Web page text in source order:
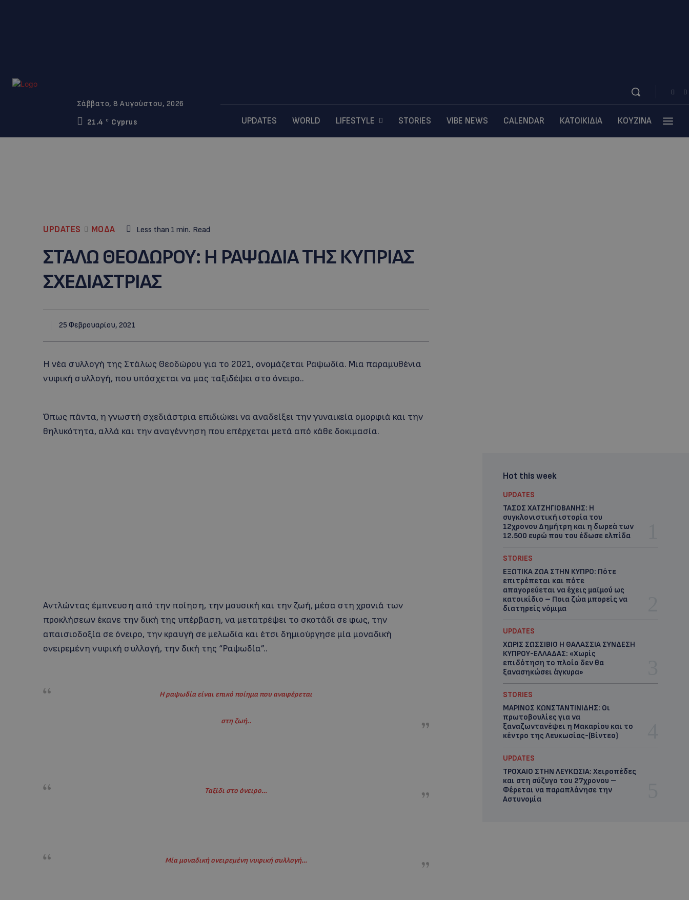
Σάββατο, 8 Αυγούστου, 2026
21.4
C Cyprus UPDATES WORLD LIFESTYLE STORIES VIBE NEWS CALENDAR ΚΑΤΟΙΚΙΔΙΑ ΚΟΥΖΙΝΑ
UPDATES ΜΟΔΑ Less than 1 min. Read
ΣΤΑΛΩ ΘΕΟΔΩΡΟΥ: Η ΡΑΨΩΔΙΑ ΤΗΣ ΚΥΠΡΙΑΣ
ΣΧΕΔΙΑΣΤΡΙΑΣ
25 Φεβρουαρίου, 2021
Η νέα συλλογή της Στάλως Θεοδώρου για το 2021, ονομάζεται Ραψωδία. Μια παραμυθένια
νυφική συλλογή, που υπόσχεται να μας ταξιδέψει στο όνειρο..
Όπως πάντα, η γνωστή σχεδιάστρια επιδιώκει να αναδείξει την γυναικεία ομορφιά και την
θηλυκότητα, αλλά και την αναγέννηση που επέρχεται μετά από κάθε δοκιμασία.
Αντλώντας έμπνευση από την ποίηση, την μουσική και την ζωή, μέσα στη χρονιά των
προκλήσεων έκανε την δική της υπέρβαση, να μετατρέψει το σκοτάδι σε φως, την
απαισιοδοξία σε όνειρο, την κραυγή σε μελωδία και έτσι δημιούργησε μία μοναδική
ονειρεμένη νυφική συλλογή, την δική της “Ραψωδία”..
Η ραψωδία είναι επικό ποίημα που αναφέρεται
στη ζωή..
Ταξίδι στο όνειρο…
Μία μοναδική ονειρεμένη νυφική συλλογή…
Hot this week
UPDATES
ΤΑΣΟΣ ΧΑΤΖΗΓΙΟΒΑΝΗΣ: Η
συγκλονιστική ιστορία του
12χρονου Δημήτρη και η δωρεά των
12.500 ευρώ που του έδωσε ελπίδα
STORIES
ΕΞΩΤΙΚΑ ΖΩΑ ΣΤΗΝ ΚΥΠΡΟ: Πότε
επιτρέπεται και πότε
απαγορεύεται να έχεις μαϊμού ως
κατοικίδιο – Ποια ζώα μπορείς να
διατηρείς νόμιμα
UPDATES
ΧΩΡΙΣ ΣΩΣΣΙΒΙΟ Η ΘΑΛΑΣΣΙΑ ΣΥΝΔΕΣΗ
ΚΥΠΡΟΥ-ΕΛΛΑΔΑΣ: «Χωρίς
επιδότηση το πλοίο δεν θα
ξανασηκώσει άγκυρα»
STORIES
ΜΑΡΙΝΟΣ ΚΩΝΣΤΑΝΤΙΝΙΔΗΣ: Οι
πρωτοβουλίες για να
ξαναζωντανέψει η Μακαρίου και το
κέντρο της Λευκωσίας-(Βίντεο)
UPDATES
ΤΡΟΧΑΙΟ ΣΤΗΝ ΛΕΥΚΩΣΙΑ: Χειροπέδες
και στη σύζυγο του 27χρονου –
Φέρεται να παραπλάνησε την
Αστυνομία